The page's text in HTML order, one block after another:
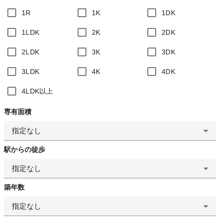
1R 1K 1DK
1LDK 2K 2DK
2LDK 3K 3DK
3LDK 4K 4DK
4LDK以上
専有面積
指定なし
駅からの徒歩
指定なし
築年数
指定なし